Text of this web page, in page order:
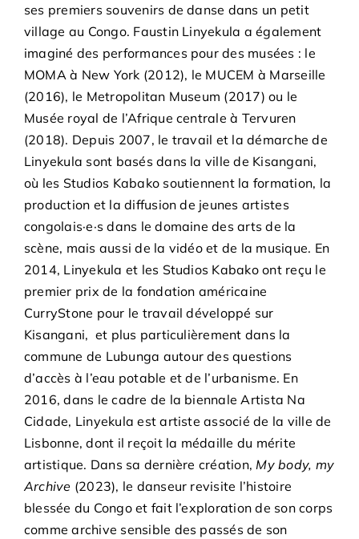
ses premiers souvenirs de danse dans un petit
village au Congo. Faustin Linyekula a également
imaginé des performances pour des musées : le
MOMA à New York (2012), le MUCEM à Marseille
(2016), le Metropolitan Museum (2017) ou le
Musée royal de l’Afrique centrale à Tervuren
(2018). Depuis 2007, le travail et la démarche de
Linyekula sont basés dans la ville de Kisangani,
où les Studios Kabako soutiennent la formation, la
production et la diffusion de jeunes artistes
congolais·e·s dans le domaine des arts de la
scène, mais aussi de la vidéo et de la musique. En
2014, Linyekula et les Studios Kabako ont reçu le
premier prix de la fondation américaine
CurryStone pour le travail développé sur
Kisangani, et plus particulièrement dans la
commune de Lubunga autour des questions
d’accès à l’eau potable et de l’urbanisme. En
2016, dans le cadre de la biennale Artista Na
Cidade, Linyekula est artiste associé de la ville de
Lisbonne, dont il reçoit la médaille du mérite
artistique. Dans sa dernière création, My body, my
Archive (2023), le danseur revisite l’histoire
blessée du Congo et fait l’exploration de son corps
comme archive sensible des passés de son